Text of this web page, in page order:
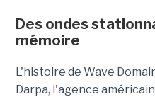
Des ondes
mémoire
L'histoire de Wave
Darpa, l'agence